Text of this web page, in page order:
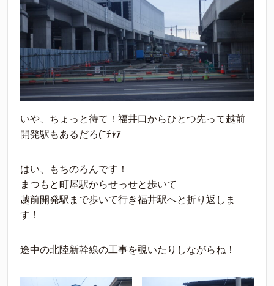
いや、ちょっと待て！福井口からひとつ先って越前
開発駅もあるだろ(ﾆﾁｬｱ
はい、もちのろんです！
まつもと町屋駅からせっせと歩いて
越前開発駅まで歩いて行き福井駅へと折り返しま
す！
途中の北陸新幹線の工事を覗いたりしながらね！